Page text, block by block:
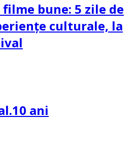
bune: 5 zile de
culturale, la
ani